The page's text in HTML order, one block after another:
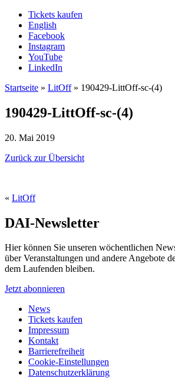
Tickets kaufen
English
Facebook
Instagram
YouTube
LinkedIn
Startseite » LitOff» 190429-LittOff-sc-(4)
190429-LittOff-sc-(4)
20. Mai 2019
Zurück zur Übersicht
« LitOff
DAI-Newsletter
Hier können Sie unseren wöchentlichen
über Veranstaltungen und andere Angebote
dem Laufenden bleiben.
Jetzt abonnieren
News
Tickets kaufen
Impressum
Kontakt
Barrierefreiheit
Cookie-Einstellungen
Datenschutzerklärung